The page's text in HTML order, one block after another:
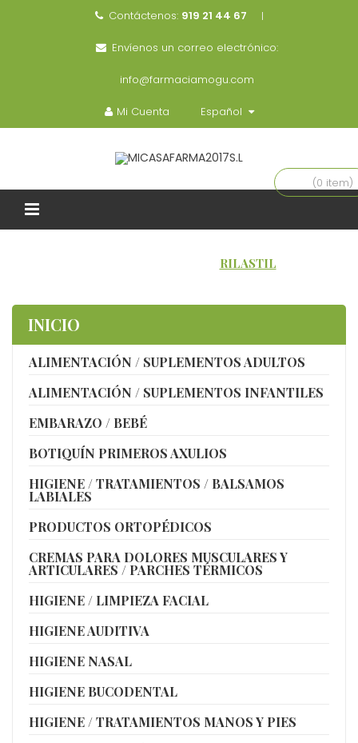
Contáctenos: 919 21 44 67
Envíenos un correo electrónico:
info@farmaciamogu.com
Mi Cuenta Español
(0 item)
RILASTIL
INICIO
ALIMENTACIÓN / SUPLEMENTOS ADULTOS
ALIMENTACIÓN / SUPLEMENTOS INFANTILES
EMBARAZO / BEBÉ
BOTIQUÍN PRIMEROS AXULIOS
HIGIENE / TRATAMIENTOS / BALSAMOS
LABIALES
PRODUCTOS ORTOPÉDICOS
CREMAS PARA DOLORES MUSCULARES Y
ARTICULARES / PARCHES TÉRMICOS
HIGIENE / LIMPIEZA FACIAL
HIGIENE AUDITIVA
HIGIENE NASAL
HIGIENE BUCODENTAL
HIGIENE / TRATAMIENTOS MANOS Y PIES